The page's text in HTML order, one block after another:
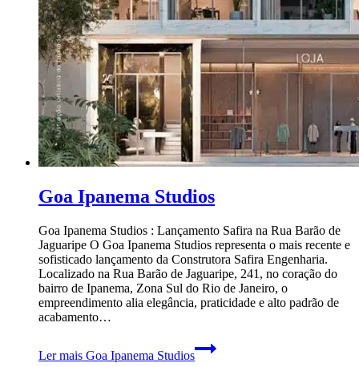
Goa Ipanema Studios
Goa Ipanema Studios : Lançamento Safira na Rua Barão de
Jaguaripe O Goa Ipanema Studios representa o mais recente e
sofisticado lançamento da Construtora Safira Engenharia.
Localizado na Rua Barão de Jaguaripe, 241, no coração do
bairro de Ipanema, Zona Sul do Rio de Janeiro, o
empreendimento alia elegância, praticidade e alto padrão de
acabamento…
Ler mais Goa Ipanema Studios